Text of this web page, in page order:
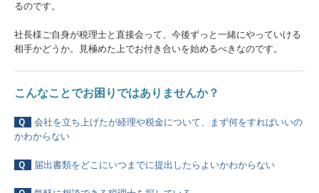
るのです。
社長様ご自身が税理士と直接会って、今後ずっと一緒にやっていける
相手かどうか。見極めた上でお付き合いを始めるべきなのです。
こんなことでお困りではありませんか？
Ｑ
会社を立ち上げたが経理や税金について、まず何をすればいいの
かわからない
Ｑ 届出書類をどこにいつまでに提出したらよいかわからない